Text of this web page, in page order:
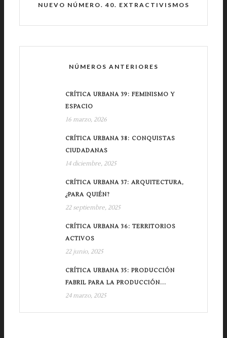
NUEVO NÚMERO. 40. EXTRACTIVISMOS
NÚMEROS ANTERIORES
CRÍTICA URBANA 39: FEMINISMO Y
ESPACIO
16 marzo, 2026
CRÍTICA URBANA 38: CONQUISTAS
CIUDADANAS
14 diciembre, 2025
CRÍTICA URBANA 37: ARQUITECTURA,
¿PARA QUIÉN?
22 septiembre, 2025
CRÍTICA URBANA 36: TERRITORIOS
ACTIVOS
22 junio, 2025
CRÍTICA URBANA 35: PRODUCCIÓN
FABRIL PARA LA PRODUCCIÓN...
24 marzo, 2025